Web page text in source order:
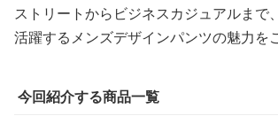
ストリートからビジネスカジュアルまで
活躍するメンズデザインパンツの魅力を
今回紹介する商品一覧